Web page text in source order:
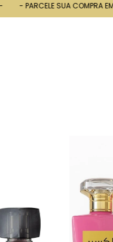
SUA COMPRA EM ATÉ 6X SEM